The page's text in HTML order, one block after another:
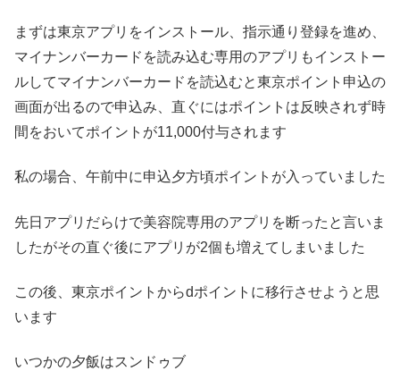
まずは東京アプリをインストール、指示通り登録を進め、
マイナンバーカードを読み込む専用のアプリもインストー
ルしてマイナンバーカードを読込むと東京ポイント申込の
画面が出るので申込み、直ぐにはポイントは反映されず時
間をおいてポイントが11,000付与されます
私の場合、午前中に申込夕方頃ポイントが入っていました
先日アプリだらけで美容院専用のアプリを断ったと言いま
したがその直ぐ後にアプリが2個も増えてしまいました
この後、東京ポイントからdポイントに移行させようと思
います
いつかの夕飯はスンドゥブ